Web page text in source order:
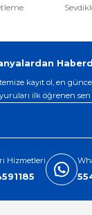
kayıt ol, en
ilk öğrenen sen
Hizmetleri